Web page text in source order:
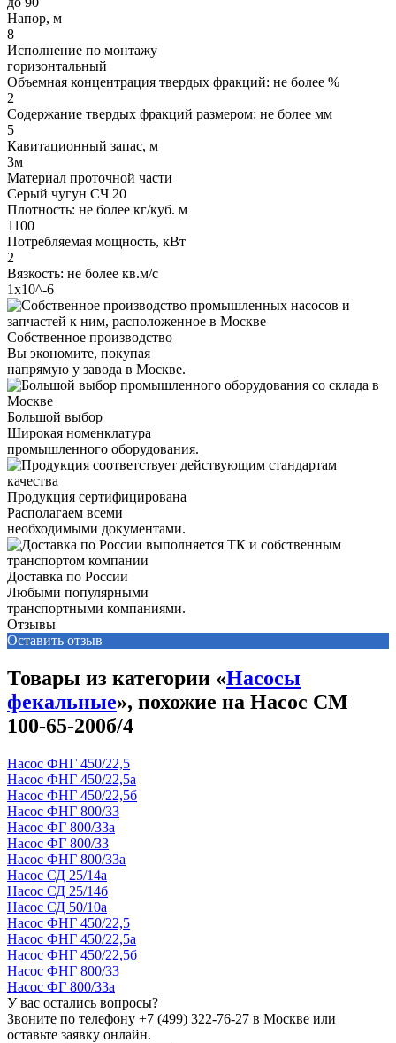
Напор, м
8
Исполнение по монтажу
горизонтальный
Объемная концентрация твердых фракций: не более %
2
Содержание твердых фракций размером: не более мм
5
Кавитационный запас, м
3м
Материал проточной части
Серый чугун СЧ 20
Плотность: не более кг/куб. м
1100
Потребляемая мощность, кВт
2
Вязкость: не более кв.м/с
1х10^-6
Собственное производство
Вы экономите, покупая
напрямую у завода в Москве.
Большой выбор
Широкая номенклатура
промышленного оборудования.
Продукция сертифицирована
Располагаем всеми
необходимыми документами.
Доставка по России
Любыми популярными
транспортными компаниями.
Отзывы
Оставить отзыв
Товары из категории «Насосы
фекальные», похожие на Насос СМ
100-65-200б/4
Насос ФНГ 450/22,5
Насос ФНГ 450/22,5а
Насос ФНГ 450/22,5б
Насос ФНГ 800/33
Насос ФГ 800/33а
Насос ФГ 800/33
Насос ФНГ 800/33а
Насос СД 25/14а
Насос СД 25/14б
Насос СД 50/10а
Насос ФНГ 450/22,5
Насос ФНГ 450/22,5а
Насос ФНГ 450/22,5б
Насос ФНГ 800/33
Насос ФГ 800/33а
У вас остались вопросы?
Звоните по телефону +7 (499) 322-76-27 в Москве или
оставьте заявку онлайн.